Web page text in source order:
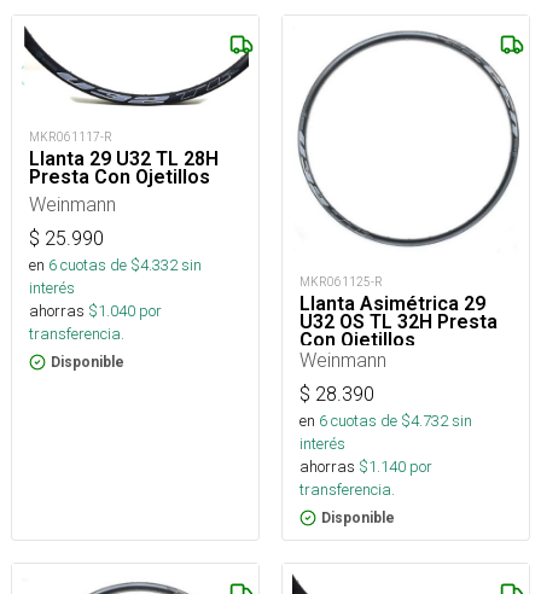
MKR061117-R
Llanta 29 U32 TL 28H
Presta Con Ojetillos
Weinmann
$ 25.990
en 6cuotas de $4.332sin
interés
ahorras $1.040 por
transferencia.
Disponible
MKR061125-R
Llanta Asimétrica 29
U32 OS TL 32H Presta
Con Ojetillos
Weinmann
$ 28.390
en 6cuotas de $4.732sin
interés
ahorras $1.140 por
transferencia.
Disponible